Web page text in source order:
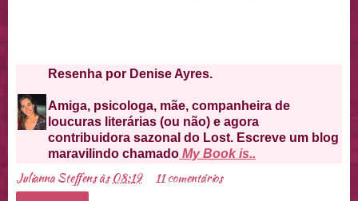
Resenha por Denise Ayres.
Amiga, psicologa, mãe, companheira de
loucuras literárias (ou não) e agora
contribuidora sazonal do Lost. Escreve um blog
maravilindo chamado My Book is..
Julianna Steffensàs08:19 11 comentários